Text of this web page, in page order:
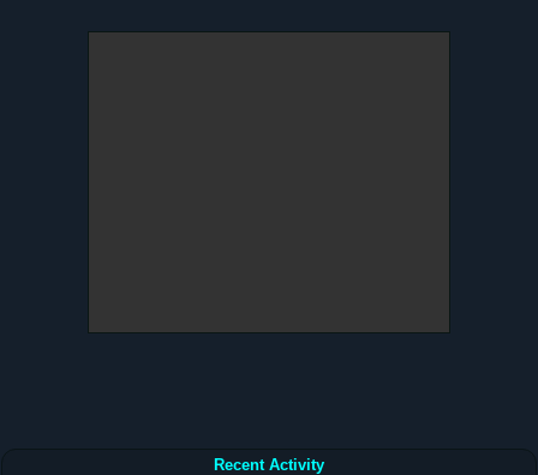
Recent Activity